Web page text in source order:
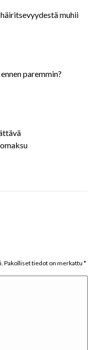
muhii
paremmin?
Pakolliset tiedot on merkattu *